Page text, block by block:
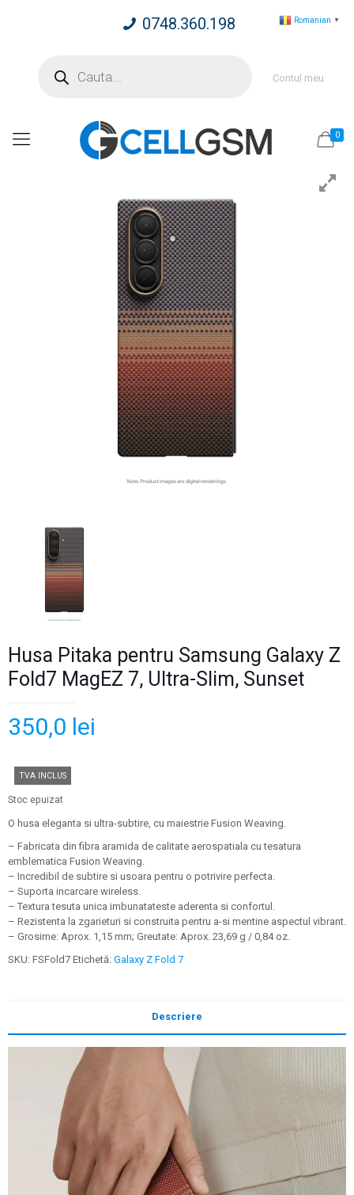
0748.360.198
search
Contul meu
0
Husa Pitaka pentru Samsung Galaxy Z
Fold7 MagEZ 7, Ultra-Slim, Sunset
350,0 lei
TVA INCLUS
Stoc epuizat
O husa eleganta si ultra-subtire, cu maiestrie Fusion Weaving.
– Fabricata din fibra aramida de calitate aerospatiala cu tesatura
emblematica Fusion Weaving.
– Incredibil de subtire si usoara pentru o potrivire perfecta.
– Suporta incarcare wireless.
– Textura tesuta unica imbunatateste aderenta si confortul.
– Rezistenta la zgarieturi si construita pentru a-si mentine aspectul vibrant.
– Grosime: Aprox. 1,15 mm; Greutate: Aprox. 23,69 g / 0,84 oz.
SKU: FSFold7 Etichetă: Galaxy Z Fold 7
Descriere
Romanian ▼